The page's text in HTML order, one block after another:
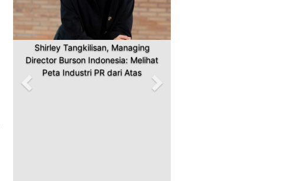
Shirley Tangkilisan, Managing
Director Burson Indonesia: Melihat
Peta Industri PR dari Atas